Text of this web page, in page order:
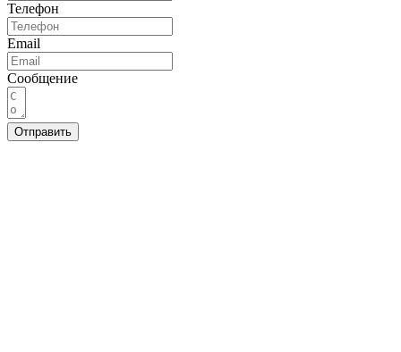
Телефон
Email
Сообщение
Отправить